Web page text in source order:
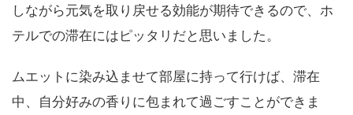
しながら元気を取り戻せる効能が期待できるので、ホ
テルでの滞在にはピッタリだと思いました。
ムエットに染み込ませて部屋に持って行けば、滞在
中、自分好みの香りに包まれて過ごすことができま